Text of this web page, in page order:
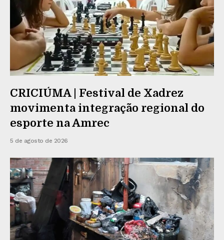
CRICIÚMA | Festival de Xadrez
movimenta integração regional do
esporte na Amrec
5 de agosto de 2026